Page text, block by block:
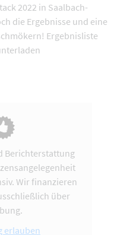
2022 in Saalbach-
die Ergebnisse und eine
Ergebnisliste
Berichterstattung
Wir finanzieren
über
erlauben